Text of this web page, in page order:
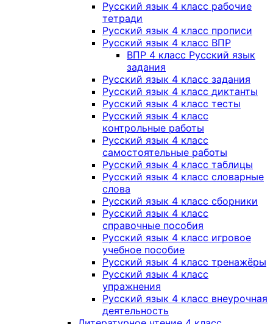
Русский язык 4 класс рабочие
тетради
Русский язык 4 класс прописи
Русский язык 4 класс ВПР
ВПР 4 класс Русский язык
задания
Русский язык 4 класс задания
Русский язык 4 класс диктанты
Русский язык 4 класс тесты
Русский язык 4 класс
контрольные работы
Русский язык 4 класс
самостоятельные работы
Русский язык 4 класс таблицы
Русский язык 4 класс словарные
слова
Русский язык 4 класс сборники
Русский язык 4 класс
справочные пособия
Русский язык 4 класс игровое
учебное пособие
Русский язык 4 класс тренажёры
Русский язык 4 класс
упражнения
Русский язык 4 класс внеурочная
деятельность